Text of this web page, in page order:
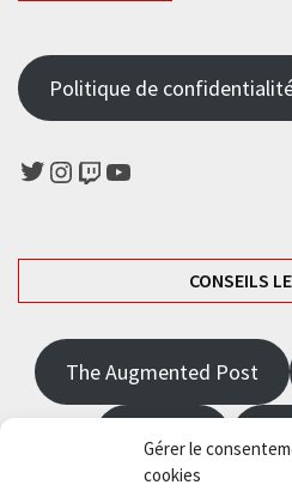
Gérer le
cookies
Politique de
Twitter
Instagram
TwitchYouTube
CONSEILS
The Augmented Post
JRPGFR